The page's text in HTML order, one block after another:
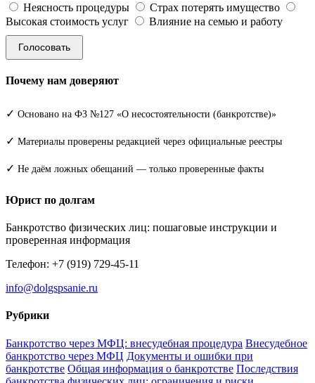
Неясность процедуры
Страх потерять имущество
Высокая стоимость услуг
Влияние на семью и работу
Голосовать
Почему нам доверяют
✓ Основано на ФЗ №127 «О несостоятельности (банкротстве)»
✓ Материалы проверены редакцией через официальные реестры
✓ Не даём ложных обещаний — только проверенные факты
Юрист по долгам
Банкротство физических лиц: пошаговые инструкции и
проверенная информация
Телефон: +7 (919) 729-45-11
info@dolgspsanie.ru
Рубрики
Банкротство через МФЦ: внесудебная процедура Внесудебное
банкротство через МФЦ Документы и ошибки при
банкротстве Общая информация о банкротстве Последствия